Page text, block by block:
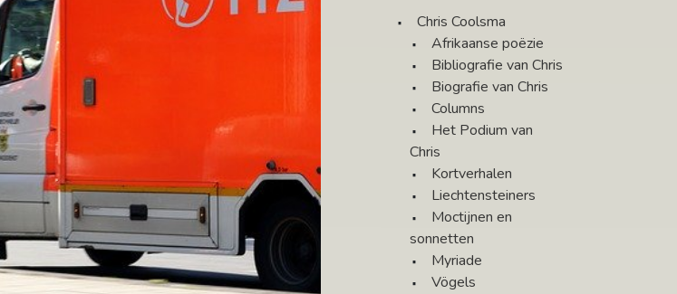
Chris Coolsma
Afrikaanse poëzie
Bibliografie van Chris
Biografie van Chris
Columns
Het Podium van
Chris
Kortverhalen
Liechtensteiners
Moctijnen en
sonnetten
Myriade
Vögels